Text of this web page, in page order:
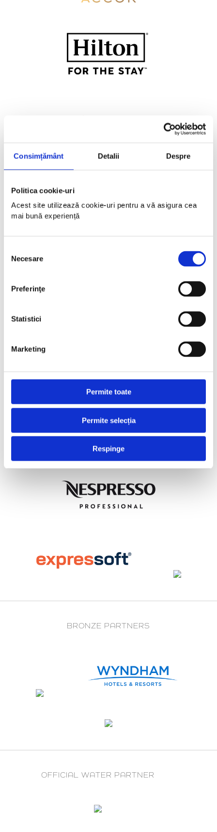
Consimțământ Detalii Despre
Politica cookie-uri
Acest site utilizează cookie-uri pentru a vă asigura cea
mai bună experiență
consimțământului
Necesare
Preferinţe
Statistici
Marketing
Permite toate
Permite selecția
Respinge
BRONZE PARTNERS
OFFICIAL WATER PARTNER